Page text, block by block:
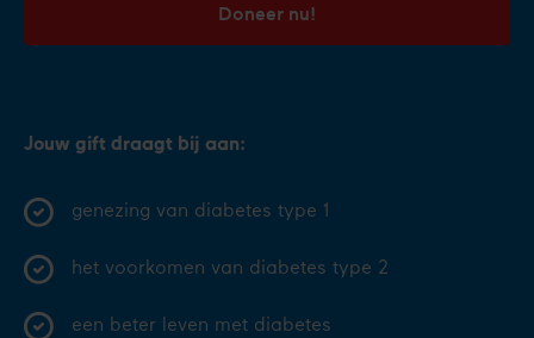
Jouw gift draagt bij aan:
genezing van diabetes type 1
het voorkomen van diabetes type 2
een beter leven met diabetes
Doneer nu!